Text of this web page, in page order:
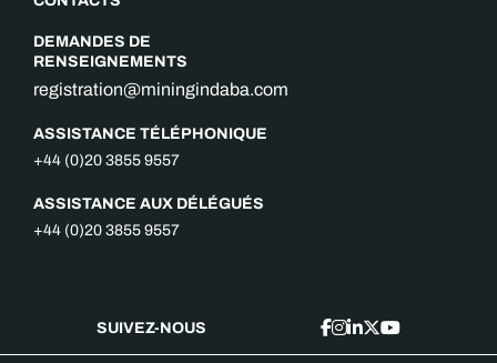
DEMANDES DE
RENSEIGNEMENTS
registration@miningindaba.com
ASSISTANCE TÉLÉPHONIQUE
+44 (0)20 3855 9557
ASSISTANCE AUX DÉLÉGUÉS
+44 (0)20 3855 9557
SUIVEZ-NOUS